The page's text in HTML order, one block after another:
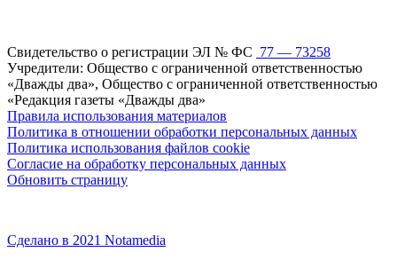
Свидетельство о регистрации ЭЛ № ФС 77 — 73258
Учредители: Общество с ограниченной ответственностью
«Дважды два», Общество с ограниченной ответственностью
«Редакция газеты «Дважды два»
Правила использования материалов
Политика в отношении обработки персональных данных
Политика использования файлов cookie
Согласие на обработку персональных данных
Обновить страницу
Сделано в 2021 Notamedia